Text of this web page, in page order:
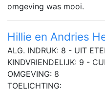
omgeving was mooi.
Hillie en Andries
ALG. INDRUK: 8 - UIT
KINDVRIENDELIJK: 9 -
OMGEVING: 8
TOELICHTING: